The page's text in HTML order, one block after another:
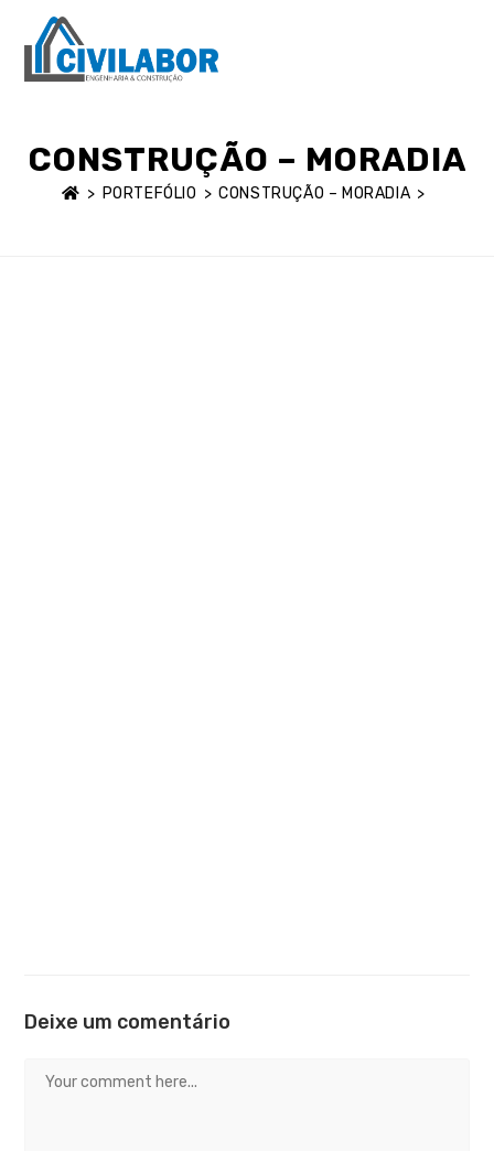
CONSTRUÇÃO – MORADIA
> PORTEFÓLIO > CONSTRUÇÃO – MORADIA >
Deixe um comentário